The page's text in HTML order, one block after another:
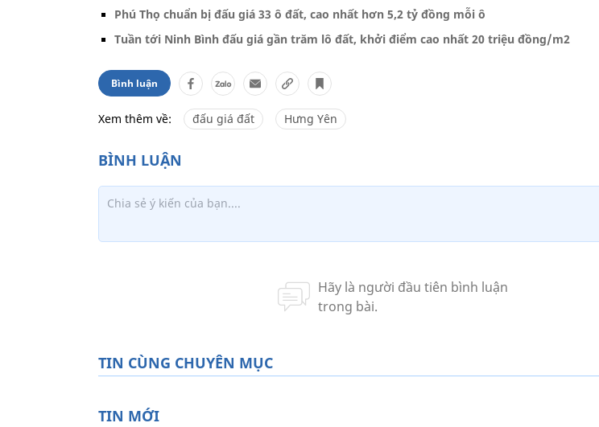
Phú Thọ chuẩn bị đấu giá 33 ô đất, cao nhất hơn 5,2 tỷ đồng mỗi ô
Tuần tới Ninh Bình đấu giá gần trăm lô đất, khởi điểm cao nhất 20 triệu đồng/m2
Bình luận
Xem thêm về: đấu giá đất Hưng Yên
TIN CÙNG CHUYÊN MỤC
TIN MỚI